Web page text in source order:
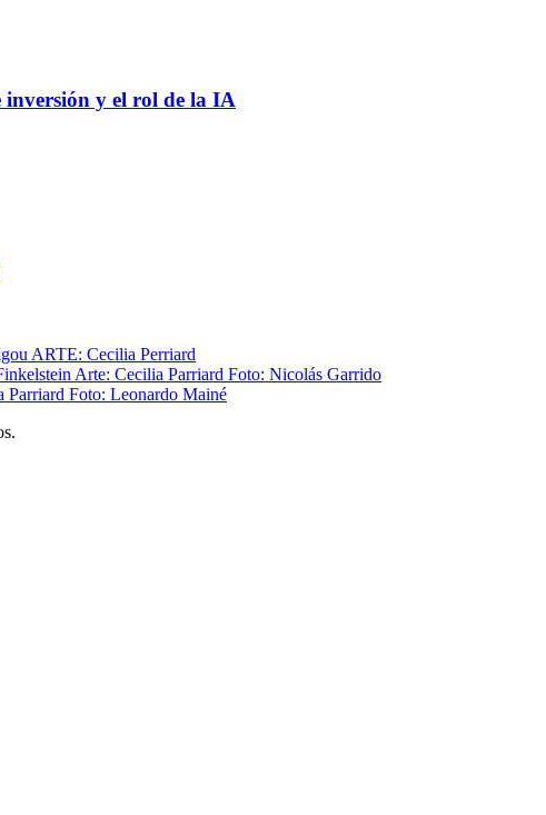
inversión y el rol de la IA